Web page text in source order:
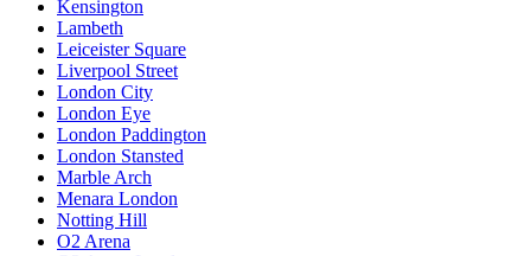
Kensington
Lambeth
Leiceister Square
Liverpool Street
London City
London Eye
London Paddington
London Stansted
Marble Arch
Menara London
Notting Hill
O2 Arena